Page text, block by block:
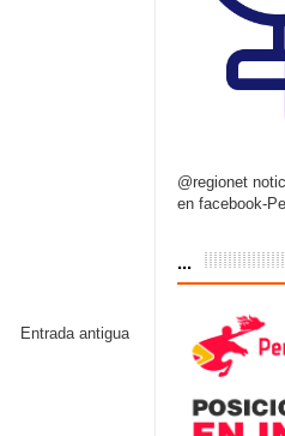
Entrada antigua
@regionet
en facebook-
...